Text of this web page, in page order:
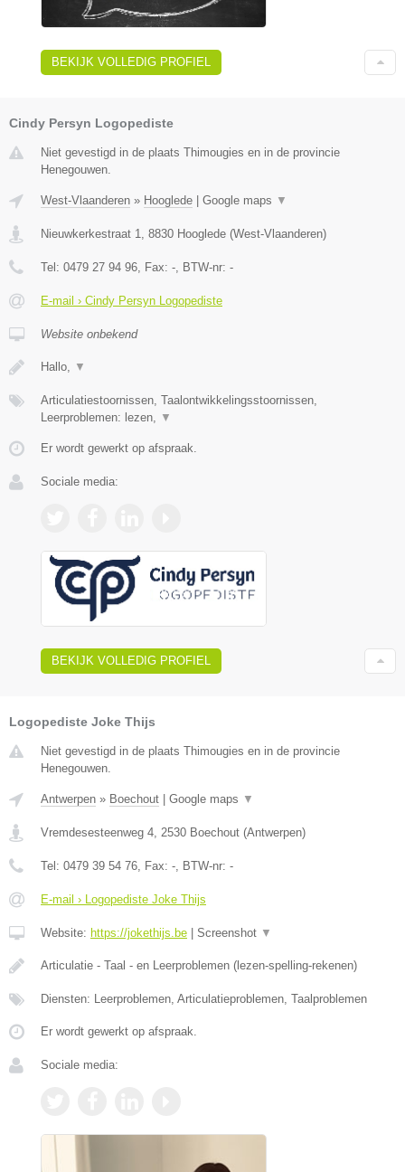
BEKIJK VOLLEDIG PROFIEL
Cindy Persyn Logopediste
Niet gevestigd in de plaats Thimougies en in de provincie
Henegouwen.
West-Vlaanderen » Hooglede Google maps ▼
Nieuwkerkestraat 1 8830 Hooglede (West-Vlaanderen)
Tel: 0479 27 94 96 , Fax: - , BTW-nr: -
E-mail › Cindy Persyn Logopediste
Website onbekend
Hallo, ▼
Articulatiestoornissen, Taalontwikkelingsstoornissen,
Leerproblemen: lezen,
▼
Er wordt gewerkt op afspraak.
Sociale media:
BEKIJK VOLLEDIG PROFIEL
Logopediste Joke Thijs
Niet gevestigd in de plaats Thimougies en in de provincie
Henegouwen.
Antwerpen » Boechout Google maps ▼
Vremdesesteenweg 4, 2530 Boechout (Antwerpen)
Tel: 0479 39 54 76, Fax: -, BTW-nr: -
E-mail › Logopediste Joke Thijs
Website: https://jokethijs.be Screenshot ▼
Articulatie - Taal - en Leerproblemen (lezen-spelling-rekenen)
Diensten: Leerproblemen, Articulatieproblemen, Taalproblemen
Er wordt gewerkt op afspraak.
Sociale media: